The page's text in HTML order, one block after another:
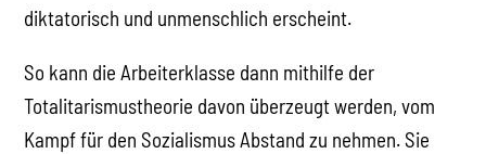
diktatorisch und unmenschlich erscheint.
So kann die Arbeiterklasse dann mithilfe der
Totalitarismustheorie davon überzeugt werden, vom
Kampf für den Sozialismus Abstand zu nehmen. Sie